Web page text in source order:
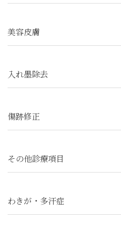
美容皮膚
入れ墨除去
傷跡修正
その他診療項目
わきが・多汗症